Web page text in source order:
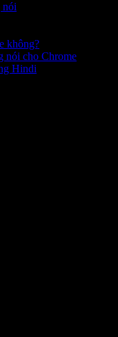
nói
không?
nói cho Chrome
Hindi